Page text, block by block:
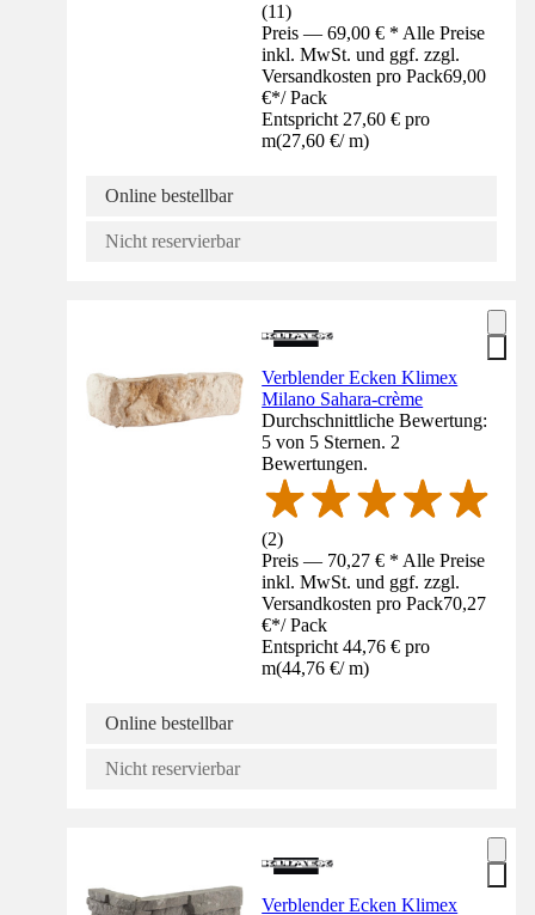
(11)
Preis — 69,00 € * Alle Preise
inkl. MwSt. und ggf. zzgl.
Versandkosten pro Pack69,00
€*/ Pack
Entspricht 27,60 € pro
m(27,60 €/ m)
Online bestellbar
Nicht reservierbar
Verblender Ecken Klimex
Milano Sahara-crème
Durchschnittliche Bewertung:
5 von 5 Sternen. 2
Bewertungen.
(2)
Preis — 70,27 € * Alle Preise
inkl. MwSt. und ggf. zzgl.
Versandkosten pro Pack70,27
€*/ Pack
Entspricht 44,76 € pro
m(44,76 €/ m)
Online bestellbar
Nicht reservierbar
Verblender Ecken Klimex